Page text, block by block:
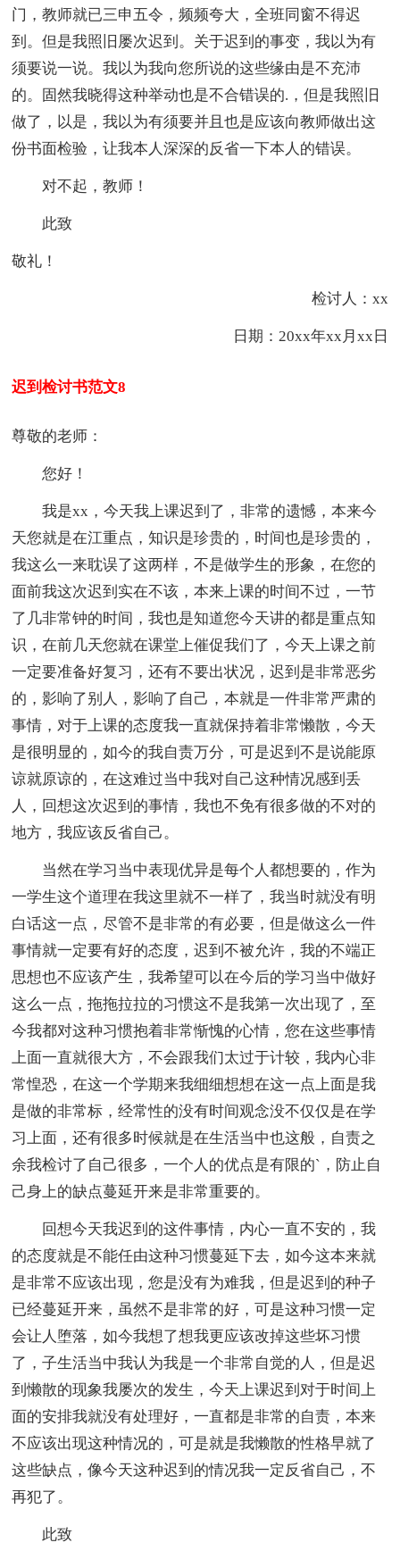
门，教师就已三申五令，频频夸大，全班同窗不得迟
到。但是我照旧屡次迟到。关于迟到的事变，我以为有
须要说一说。我以为我向您所说的这些缘由是不充沛
的。固然我晓得这种举动也是不合错误的.，但是我照旧
做了，以是，我以为有须要并且也是应该向教师做出这
份书面检验，让我本人深深的反省一下本人的错误。
对不起，教师！
此致
敬礼！
检讨人：xx
日期：20xx年xx月xx日
迟到检讨书范文8
尊敬的老师：
您好！
我是xx，今天我上课迟到了，非常的遗憾，本来今
天您就是在江重点，知识是珍贵的，时间也是珍贵的，
我这么一来耽误了这两样，不是做学生的形象，在您的
面前我这次迟到实在不该，本来上课的时间不过，一节
了几非常钟的时间，我也是知道您今天讲的都是重点知
识，在前几天您就在课堂上催促我们了，今天上课之前
一定要准备好复习，还有不要出状况，迟到是非常恶劣
的，影响了别人，影响了自己，本就是一件非常严肃的
事情，对于上课的态度我一直就保持着非常懒散，今天
是很明显的，如今的我自责万分，可是迟到不是说能原
谅就原谅的，在这难过当中我对自己这种情况感到丢
人，回想这次迟到的事情，我也不免有很多做的不对的
地方，我应该反省自己。
当然在学习当中表现优异是每个人都想要的，作为
一学生这个道理在我这里就不一样了，我当时就没有明
白话这一点，尽管不是非常的有必要，但是做这么一件
事情就一定要有好的态度，迟到不被允许，我的不端正
思想也不应该产生，我希望可以在今后的学习当中做好
这么一点，拖拖拉拉的习惯这不是我第一次出现了，至
今我都对这种习惯抱着非常惭愧的心情，您在这些事情
上面一直就很大方，不会跟我们太过于计较，我内心非
常惶恐，在这一个学期来我细细想想在这一点上面是我
是做的非常标，经常性的没有时间观念没不仅仅是在学
习上面，还有很多时候就是在生活当中也这般，自责之
余我检讨了自己很多，一个人的优点是有限的`，防止自
己身上的缺点蔓延开来是非常重要的。
回想今天我迟到的这件事情，内心一直不安的，我
的态度就是不能任由这种习惯蔓延下去，如今这本来就
是非常不应该出现，您是没有为难我，但是迟到的种子
已经蔓延开来，虽然不是非常的好，可是这种习惯一定
会让人堕落，如今我想了想我更应该改掉这些坏习惯
了，子生活当中我认为我是一个非常自觉的人，但是迟
到懒散的现象我屡次的发生，今天上课迟到对于时间上
面的安排我就没有处理好，一直都是非常的自责，本来
不应该出现这种情况的，可是就是我懒散的性格早就了
这些缺点，像今天这种迟到的情况我一定反省自己，不
再犯了。
此致